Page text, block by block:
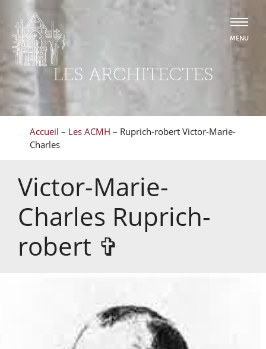
LES ARCHITECTES
Accueil – Les ACMH – Ruprich-robert Victor-Marie-
Charles
Victor-Marie-
Charles Ruprich-
robert ✞